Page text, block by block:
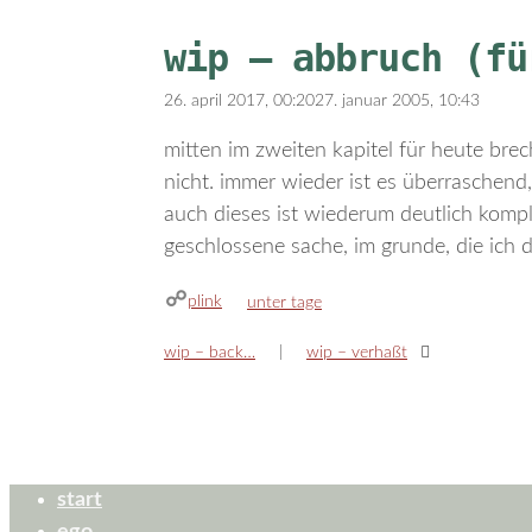
wip – abbruch
26. april 2017, 00:2027. januar 2005, 10:43
mitten im zweiten kapitel für heute
nicht. immer wieder ist es
auch dieses ist wiederum deutlich
geschlossene sache, im grunde, die
plink kategorien
unter tage
wip – back… wip – verhaßt
start